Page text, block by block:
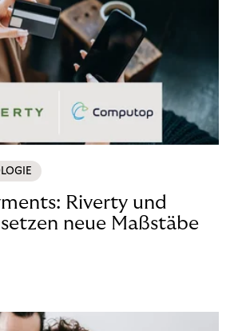
Riverty und
neue Maßstäbe